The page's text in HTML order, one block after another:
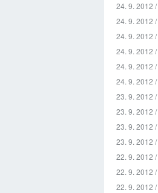
24. 9. 2012 /
24. 9. 2012 /
24. 9. 2012 /
24. 9. 2012 /
24. 9. 2012 /
24. 9. 2012 /
23. 9. 2012 /
23. 9. 2012 /
23. 9. 2012 /
23. 9. 2012 /
22. 9. 2012 /
22. 9. 2012 /
22. 9. 2012 /